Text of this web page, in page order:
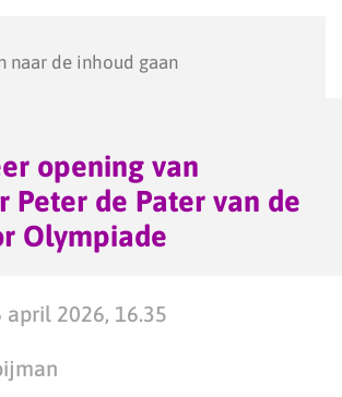
naar de inhoud gaan
opening van
Peter de Pater van de
Olympiade
april 2026, 16.35